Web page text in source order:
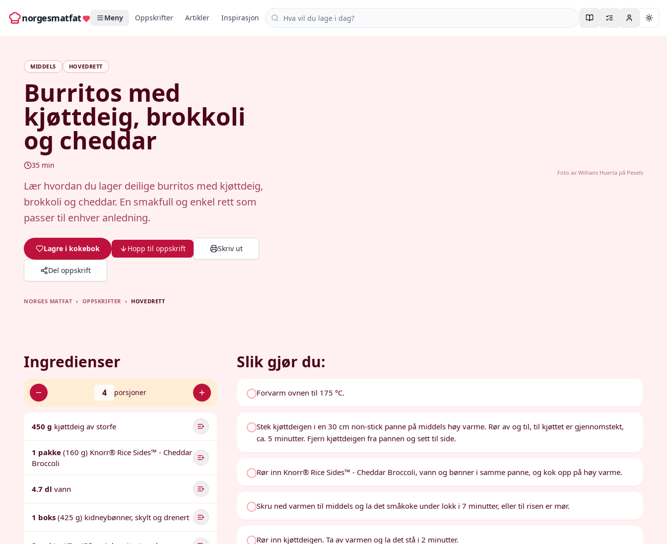
norgesmatfat Meny Oppskrifter Artikler Inspirasjon Søk i oppskrifter
MIDDELS HOVEDRETT
Burritos med
kjøttdeig, brokkoli
og cheddar
35 min
Lær hvordan du lager deilige burritos med kjøttdeig,
brokkoli og cheddar. En smakfull og enkel rett som
passer til enhver anledning.
Lagre i kokebok Hopp til oppskrift Skriv ut
Del oppskrift
Foto av Willians Huertapå Pexels
NORGES MATFAT › OPPSKRIFTER › HOVEDRETT
Ingredienser
4 porsjoner
450 g kjøttdeig av storfe
1 pakke (160 g) Knorr® Rice Sides™ - Cheddar
Broccoli
4.7 dl vann
1 boks (425 g) kidneybønner, skylt og drenert
Slik gjør du:
Forvarm ovnen til 175 °C.
Stek kjøttdeigen i en 30 cm non-stick panne på middels høy varme. Rør av og til, til kjøttet er gjennomstekt,
ca. 5 minutter. Fjern kjøttdeigen fra pannen og sett til side.
Rør inn Knorr® Rice Sides™ - Cheddar Broccoli, vann og bønner i samme panne, og kok opp på høy varme.
Skru ned varmen til middels og la det småkoke under lokk i 7 minutter, eller til risen er mør.
Rør inn kjøttdeigen. Ta av varmen og la det stå i 2 minutter.